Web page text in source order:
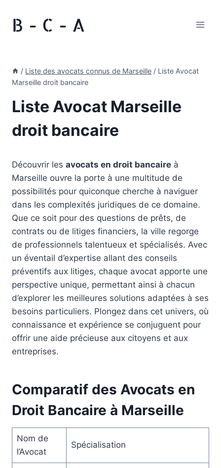
contenuB - C - A
/ Liste des avocats connus de Marseille / Liste Avocat
Marseille droit bancaire
Liste Avocat Marseille
droit bancaire
Découvrir les avocats en droit bancaire à
Marseille ouvre la porte à une multitude de
possibilités pour quiconque cherche à naviguer
dans les complexités juridiques de ce domaine.
Que ce soit pour des questions de prêts, de
contrats ou de litiges financiers, la ville regorge
de professionnels talentueux et spécialisés. Avec
un éventail d’expertise allant des conseils
préventifs aux litiges, chaque avocat apporte une
perspective unique, permettant ainsi à chacun
d’explorer les meilleures solutions adaptées à ses
besoins particuliers. Plongez dans cet univers, où
connaissance et expérience se conjuguent pour
offrir une aide précieuse aux citoyens et aux
entreprises.
Comparatif des Avocats en
Droit Bancaire à Marseille
Nom de
l’Avocat
Spécialisation